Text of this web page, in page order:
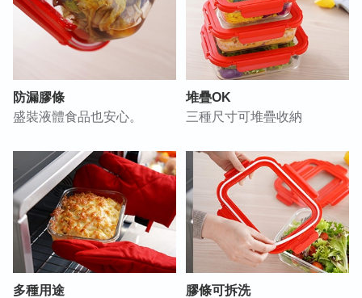
防漏膠條
盛裝液體食品也安心。
堆疊OK
三種尺寸可堆疊收納
多種用途
膠條可拆洗